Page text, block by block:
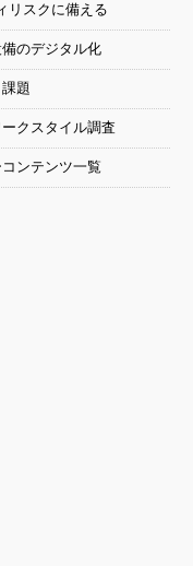
リスクに備える
のデジタル化
題
クスタイル調査
ンテンツ一覧